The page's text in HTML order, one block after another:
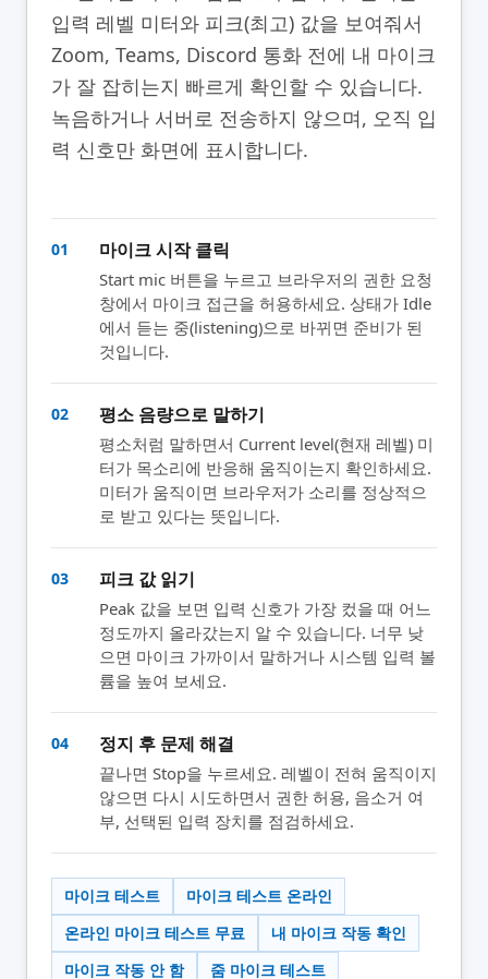
입력 레벨 미터와 피크(최고) 값을 보여줘서
Zoom, Teams, Discord 통화 전에 내 마이크
가 잘 잡히는지 빠르게 확인할 수 있습니다.
녹음하거나 서버로 전송하지 않으며, 오직 입
력 신호만 화면에 표시합니다.
01 마이크 시작 클릭
Start mic 버튼을 누르고 브라우저의 권한 요청
창에서 마이크 접근을 허용하세요. 상태가 Idle
에서 듣는 중(listening)으로 바뀌면 준비가 된
것입니다.
02 평소 음량으로 말하기
평소처럼 말하면서 Current level(현재 레벨) 미
터가 목소리에 반응해 움직이는지 확인하세요.
미터가 움직이면 브라우저가 소리를 정상적으
로 받고 있다는 뜻입니다.
03 피크 값 읽기
Peak 값을 보면 입력 신호가 가장 컸을 때 어느
정도까지 올라갔는지 알 수 있습니다. 너무 낮
으면 마이크 가까이서 말하거나 시스템 입력 볼
륨을 높여 보세요.
04 정지 후 문제 해결
끝나면 Stop을 누르세요. 레벨이 전혀 움직이지
않으면 다시 시도하면서 권한 허용, 음소거 여
부, 선택된 입력 장치를 점검하세요.
마이크 테스트
마이크 테스트 온라인
온라인 마이크 테스트 무료
내 마이크 작동 확인
마이크 작동 안 함
줌 마이크 테스트